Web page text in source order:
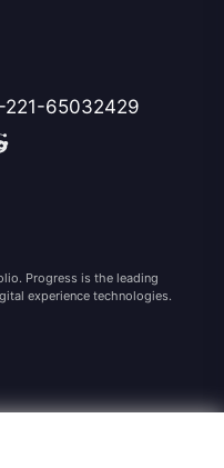
221-65032429
Progress is the leading
experience technologies.